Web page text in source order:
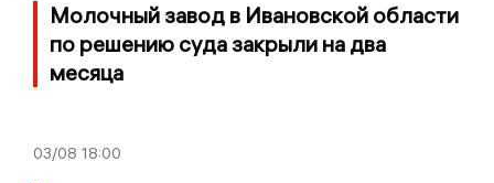
Молочный завод в Ивановской области
по решению суда закрыли на два
месяца
03/08 18:00